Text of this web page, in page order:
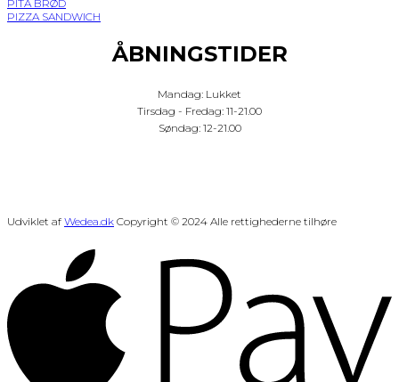
PITA BRØD
PIZZA SANDWICH
ÅBNINGSTIDER
Mandag: Lukket
Tirsdag - Fredag: 11-21.00
Søndag: 12-21.00
Udviklet af Wedea.dk Copyright © 2024 Alle rettighederne tilhøre